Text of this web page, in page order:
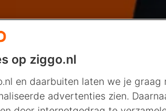
op ziggo.nl
en daarbuiten laten we je graag
advertenties zien.